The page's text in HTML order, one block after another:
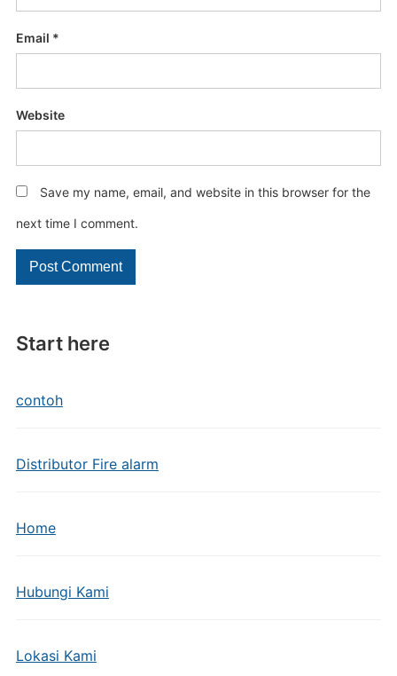
Start here
contoh
Distributor Fire alarm
Home
Hubungi Kami
Lokasi Kami
Email *
Website
Save my name, email, and website in this browser for the
next time I comment.